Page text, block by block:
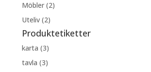
Möbler (2)
Uteliv (2)
Produktetiketter
karta (3)
tavla (3)